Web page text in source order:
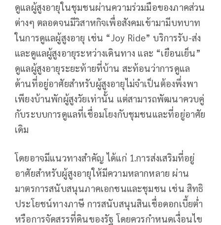
ดูแลผู้สูงอายุในชุมชนผ่านความร่วมมือของภาคส่วน
ต่างๆ ตลอดจนมีวิสาหกิจเพื่อสังคมเข้ามามีบทบาท
ในการดูแลผู้สูงอายุ เช่น “Joy Ride” บริการรับ-ส่ง
และดูแลผู้สูงอายุระหว่างเดินทาง และ “เยือนเย็น”
ดูแลผู้สูงอายุระยะท้ายที่บ้าน สะท้อนว่าการดูแล
ด้านที่อยู่อาศัยสำหรับผู้สูงอายุไม่จำเป็นต้องพึ่งพา
เพียงบ้านพักผู้สูงวัยเท่านั้น แต่สามารถพัฒนาควบคู่
กับระบบการดูแลที่เชื่อมโยงกับชุมชนและที่อยู่อาศัย
เดิม
โดยอาจมีแนวทางสำคัญ ได้แก่ 1.การส่งเสริมที่อยู่
อาศัยสำหรับผู้สูงอายุให้มีความหลากหลาย ผ่าน
มาตรการสนับสนุนภาคเอกชนและชุมชน เช่น สิทธิ
ประโยชน์ทางภาษี การสนับสนุนสินเชื่อดอกเบี้ยต่ำ
หรือการจัดสรรที่ดินของรัฐ โดยควรกำหนดเงื่อนไข